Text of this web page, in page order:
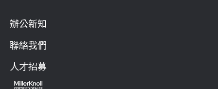
辦公新知
聯絡我們
人才招募